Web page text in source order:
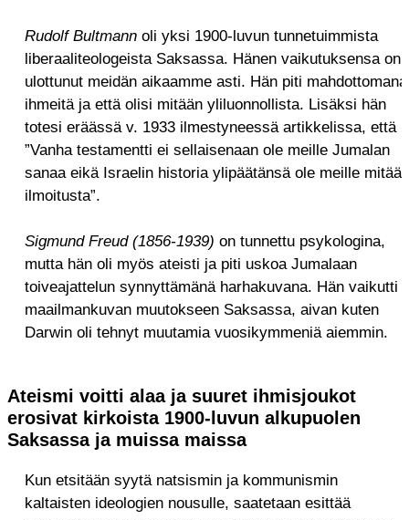
Rudolf Bultmann oli yksi 1900-luvun tunnetuimmista
liberaaliteologeista Saksassa. Hänen vaikutuksensa on
ulottunut meidän aikaamme asti. Hän piti mahdottomana
ihmeitä ja että olisi mitään yliluonnollista. Lisäksi hän
totesi eräässä v. 1933 ilmestyneessä artikkelissa, että
”Vanha testamentti ei sellaisenaan ole meille Jumalan
sanaa eikä Israelin historia ylipäätänsä ole meille mitään
ilmoitusta”.
Sigmund Freud (1856-1939) on tunnettu psykologina,
mutta hän oli myös ateisti ja piti uskoa Jumalaan
toiveajattelun synnyttämänä harhakuvana. Hän vaikutti
maailmankuvan muutokseen Saksassa, aivan kuten
Darwin oli tehnyt muutamia vuosikymmeniä aiemmin.
Ateismi voitti alaa ja suuret ihmisjoukot
erosivat kirkoista 1900-luvun alkupuolen
Saksassa ja muissa maissa
Kun etsitään syytä natsismin ja kommunismin
kaltaisten ideologien nousulle, saatetaan esittää